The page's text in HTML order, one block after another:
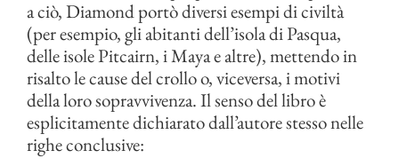
a ciò, Diamond portò diversi esempi di civiltà
(per esempio, gli abitanti dell’isola di Pasqua,
delle isole Pitcairn, i Maya e altre), mettendo in
risalto le cause del crollo o, viceversa, i motivi
della loro sopravvivenza. Il senso del libro è
esplicitamente dichiarato dall’autore stesso nelle
righe conclusive: